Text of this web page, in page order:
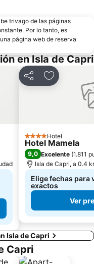
trivago de las páginas
Por lo tanto, es
página web de reserva
en Isla de Capri
CompartirAgregar a
4 Estrellas
Hotel
Hotel Mamela
9,0 Excelente (1.811
Isla de Capri, a 0.4
Elige fechas para
exactos
Ver
Isla de Capri
Capri